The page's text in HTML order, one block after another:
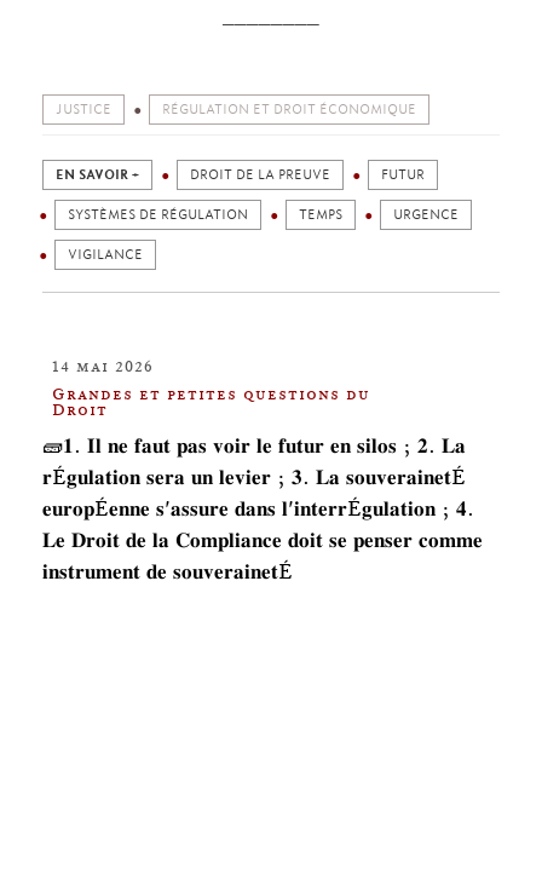
JUSTICE RÉGULATION ET DROIT ÉCONOMIQUE
EN SAVOIR + DROIT DE LA PREUVE FUTUR
SYSTÈMES DE RÉGULATION TEMPS URGENCE
VIGILANCE
14 mai 2026
Grandes et petites questions du
Droit
🧱𝟏. 𝐈𝐥 𝐧𝐞 𝐟𝐚𝐮𝐭 𝐩𝐚𝐬 𝐯𝐨𝐢𝐫 𝐥𝐞 𝐟𝐮𝐭𝐮𝐫 𝐞𝐧 𝐬𝐢𝐥𝐨𝐬 ; 𝟐. 𝐋𝐚
𝐫É𝐠𝐮𝐥𝐚𝐭𝐢𝐨𝐧 𝐬𝐞𝐫𝐚 𝐮𝐧 𝐥𝐞𝐯𝐢𝐞𝐫 ; 𝟑. 𝐋𝐚 𝐬𝐨𝐮𝐯𝐞𝐫𝐚𝐢𝐧𝐞𝐭É
𝐞𝐮𝐫𝐨𝐩É𝐞𝐧𝐧𝐞 𝐬'𝐚𝐬𝐬𝐮𝐫𝐞 𝐝𝐚𝐧𝐬 𝐥'𝐢𝐧𝐭𝐞𝐫𝐫É𝐠𝐮𝐥𝐚𝐭𝐢𝐨𝐧 ; 𝟒.
𝐋𝐞 𝐃𝐫𝐨𝐢𝐭 𝐝𝐞 𝐥𝐚 𝐂𝐨𝐦𝐩𝐥𝐢𝐚𝐧𝐜𝐞 𝐝𝐨𝐢𝐭 𝐬𝐞 𝐩𝐞𝐧𝐬𝐞𝐫 𝐜𝐨𝐦𝐦𝐞
𝐢𝐧𝐬𝐭𝐫𝐮𝐦𝐞𝐧𝐭 𝐝𝐞 𝐬𝐨𝐮𝐯𝐞𝐫𝐚𝐢𝐧𝐞𝐭É